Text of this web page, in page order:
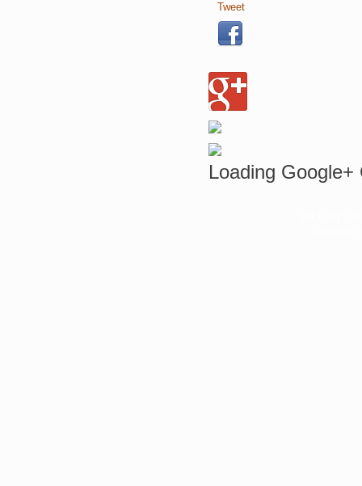
Tweet
Loading